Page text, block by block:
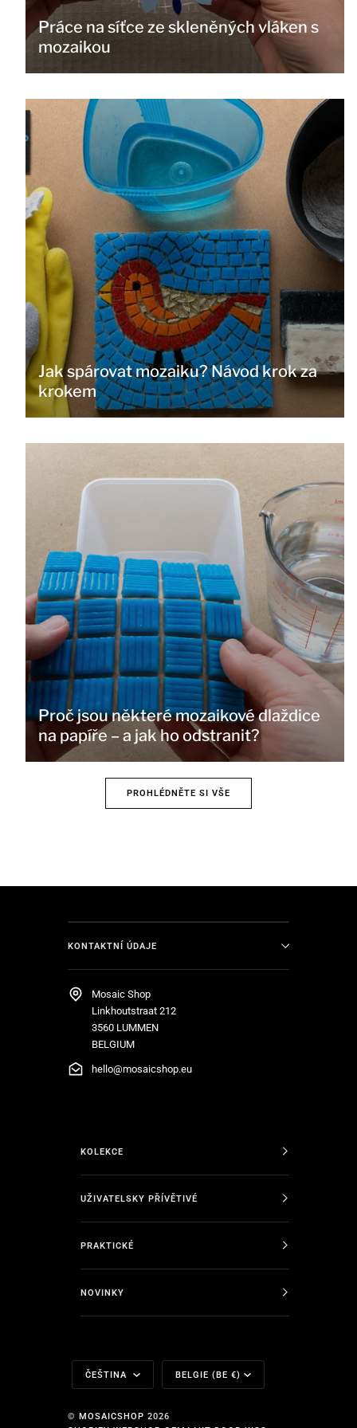
Práce na síťce ze skleněných vláken s
mozaikou
Jak spárovat mozaiku? Návod krok za
krokem
Proč jsou některé mozaikové dlaždice
na papíře – a jak ho odstranit?
PROHLÉDNĚTE SI VŠE
KONTAKTNÍ ÚDAJE
Mosaic Shop
Linkhoutstraat 212
3560 LUMMEN
BELGIUM
hello@mosaicshop.eu
KOLEKCE
UŽIVATELSKY PŘÍVĚTIVÉ
PRAKTICKÉ
NOVINKY
Jazyk
ČEŠTINA Měna
BELGIE (BE €)
© MOSAICSHOP 2026